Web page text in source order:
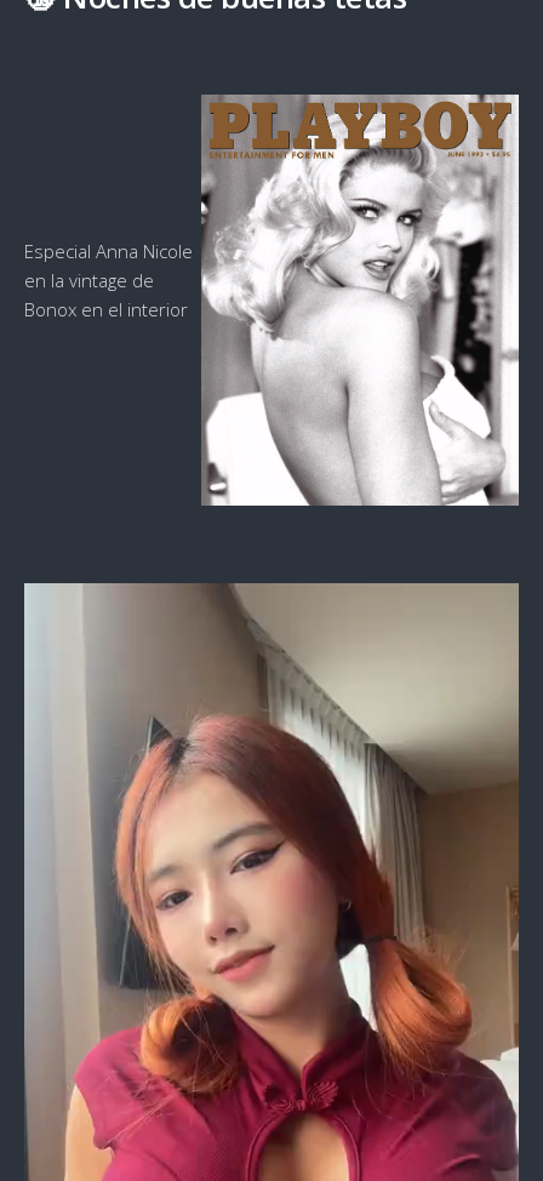
Especial Anna Nicole
en la vintage de
Bonox en el interior